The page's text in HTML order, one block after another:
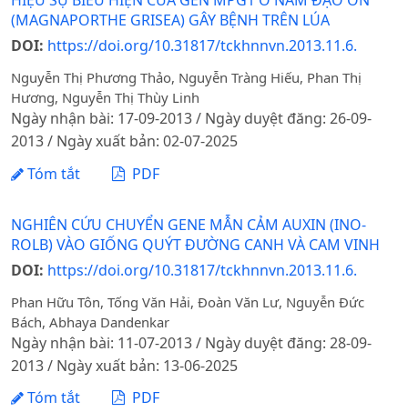
(MAGNAPORTHE GRISEA) GÂY BỆNH TRÊN LÚA
DOI: https://doi.org/10.31817/tckhnnvn.2013.11.6.
Nguyễn Thị Phương Thảo, Nguyễn Tràng Hiếu, Phan Thị
Hương, Nguyễn Thị Thùy Linh
Ngày nhận bài: 17-09-2013 / Ngày duyệt đăng: 26-09-
2013 / Ngày xuất bản: 02-07-2025
Tóm tắt
PDF
NGHIÊN CỨU CHUYỂN GENE MẪN CẢM AUXIN (INO-
ROLB) VÀO GIỐNG QUÝT ĐƯỜNG CANH VÀ CAM VINH
DOI: https://doi.org/10.31817/tckhnnvn.2013.11.6.
Phan Hữu Tôn, Tống Văn Hải, Đoàn Văn Lư, Nguyễn Đức
Bách, Abhaya Dandenkar
Ngày nhận bài: 11-07-2013 / Ngày duyệt đăng: 28-09-
2013 / Ngày xuất bản: 13-06-2025
Tóm tắt
PDF